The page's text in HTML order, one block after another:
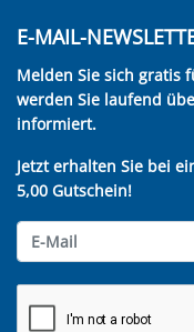
E-MAIL-
Melden Sie sich gratis
werden Sie laufend
informiert.
Jetzt erhalten Sie bei
5,00 Gutschein!